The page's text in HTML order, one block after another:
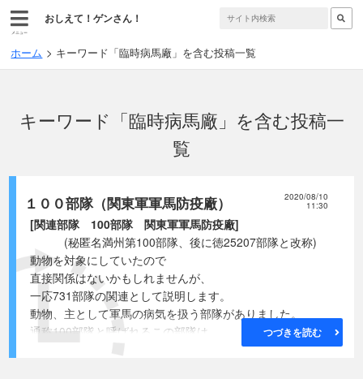
メニュー
おしえて！ゲンさん！
ホーム キーワード「臨時病馬廠」を含む投稿一覧
キーワード「臨時病馬廠」を含む投稿一
覧
１００部隊（関東軍軍馬防疫廠） 2020/08/10
11:30
[関連部隊 100部隊 関東軍軍馬防疫廠]
(秘匿名満州第100部隊、後に徳25207部隊と改称)
動物を対象にしていたので
直接関係はないかもしれませんが、
一応731部隊の関連として説明します。
動物、主として軍馬の病気を扱う部隊がありました。
通称100部隊と呼ばれるこの部隊は、
1933年(昭和8年)に新京(現・長春)の寛城子に
つづきを読む